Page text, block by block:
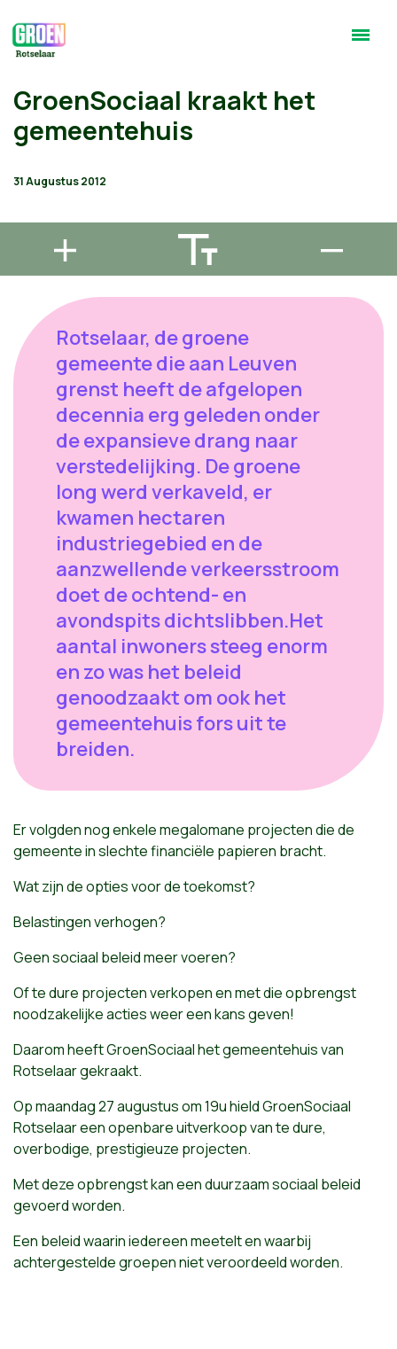
GroenSociaal kraakt het
gemeentehuis
31 Augustus 2012
Rotselaar, de groene
gemeente die aan Leuven
grenst heeft de afgelopen
decennia erg geleden onder
de expansieve drang naar
verstedelijking. De groene
long werd verkaveld, er
kwamen hectaren
industriegebied en de
aanzwellende verkeersstroom
doet de ochtend- en
avondspits dichtslibben.Het
aantal inwoners steeg enorm
en zo was het beleid
genoodzaakt om ook het
gemeentehuis fors uit te
breiden.
Er volgden nog enkele megalomane projecten die de
gemeente in slechte financiële papieren bracht.
Wat zijn de opties voor de toekomst?
Belastingen verhogen?
Geen sociaal beleid meer voeren?
Of te dure projecten verkopen en met die opbrengst
noodzakelijke acties weer een kans geven!
Daarom heeft GroenSociaal het gemeentehuis van
Rotselaar gekraakt.
Op maandag 27 augustus om 19u hield GroenSociaal
Rotselaar een openbare uitverkoop van te dure,
overbodige, prestigieuze projecten.
Met deze opbrengst kan een duurzaam sociaal beleid
gevoerd worden.
Een beleid waarin iedereen meetelt en waarbij
achtergestelde groepen niet veroordeeld worden.